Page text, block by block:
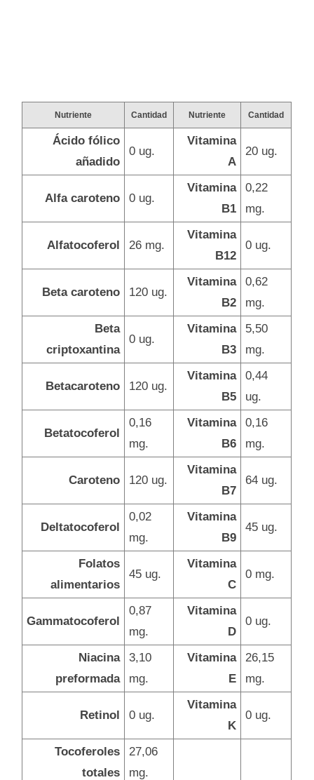
Nutriente Cantidad Nutriente Cantidad
Ácido fólico
añadido
0 ug.
Vitamina
A
20 ug.
Alfa caroteno 0 ug.
Vitamina
B1
0,22
mg.
Alfatocoferol 26 mg.
Vitamina
B12
0 ug.
Beta caroteno 120 ug.
Vitamina
B2
0,62
mg.
Beta
criptoxantina
0 ug.
Vitamina
B3
5,50
mg.
Betacaroteno 120 ug.
Vitamina
B5
0,44
ug.
Betatocoferol
0,16
mg.
Vitamina
B6
0,16
mg.
Caroteno 120 ug.
Vitamina
B7
64 ug.
Deltatocoferol
0,02
mg.
Vitamina
B9
45 ug.
Folatos
alimentarios
45 ug.
Vitamina
C
0 mg.
Gammatocoferol
0,87
mg.
Vitamina
D
0 ug.
Niacina
preformada
3,10
mg.
Vitamina
E
26,15
mg.
Retinol 0 ug.
Vitamina
K
0 ug.
Tocoferoles
totales
27,06
mg.